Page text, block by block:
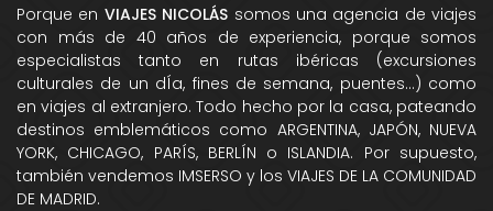
Porque en VIAJES NICOLÁS somos una agencia de viajes
con más de 40 años de experiencia, porque somos
especialistas tanto en rutas ibéricas (excursiones
culturales de un dÍa, fines de semana, puentes...) como
en viajes al extranjero. Todo hecho por la casa, pateando
destinos emblemáticos como ARGENTINA, JAPÓN, NUEVA
YORK, CHICAGO, PARÍS, BERLÍN o ISLANDIA. Por supuesto,
también vendemos IMSERSO y los VIAJES DE LA COMUNIDAD
DE MADRID.